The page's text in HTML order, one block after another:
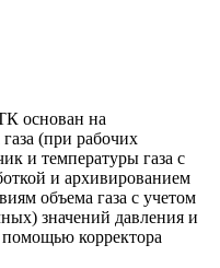
основан на
(при рабочих
и температуры газа с
и архивированием
объема газа с учетом
значений давления и
корректора